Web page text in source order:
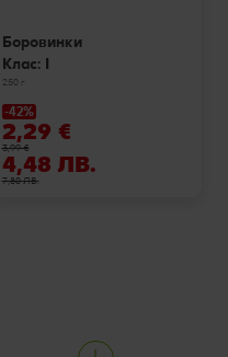
Боровинки
Клас: I
250 г
-42%
2,29 €
3,99 €
4,48 ЛВ.
7,80 ЛВ.